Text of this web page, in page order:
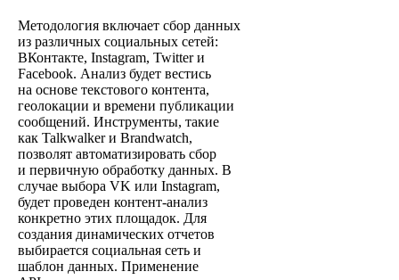
Методология включает сбор данных
из различных социальных сетей:
ВКонтакте, Instagram, Twitter и
Facebook. Анализ будет вестись
на основе текстового контента,
геолокации и времени публикации
сообщений. Инструменты, такие
как Talkwalker и Brandwatch,
позволят автоматизировать сбор
и первичную обработку данных. В
случае выбора VK или Instagram,
будет проведен контент-анализ
конкретно этих площадок. Для
создания динамических отчетов
выбирается социальная сеть и
шаблон данных. Применение